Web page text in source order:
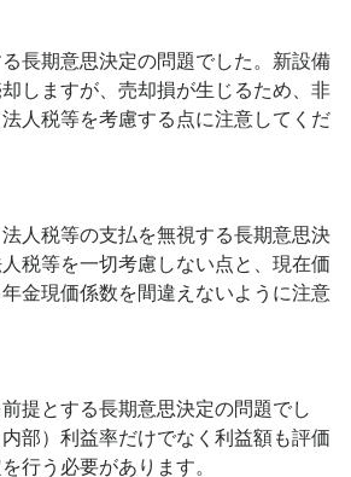
長期意思決定の問題でした。新設備
しますが、売却損が生じるため、非
人税等を考慮する点に注意してくだ
人税等の支払を無視する長期意思決
税等を一切考慮しない点と、現在価
金現価係数を間違えないように注意
提とする長期意思決定の問題でし
部）利益率だけでなく利益額も評価
行う必要があります。